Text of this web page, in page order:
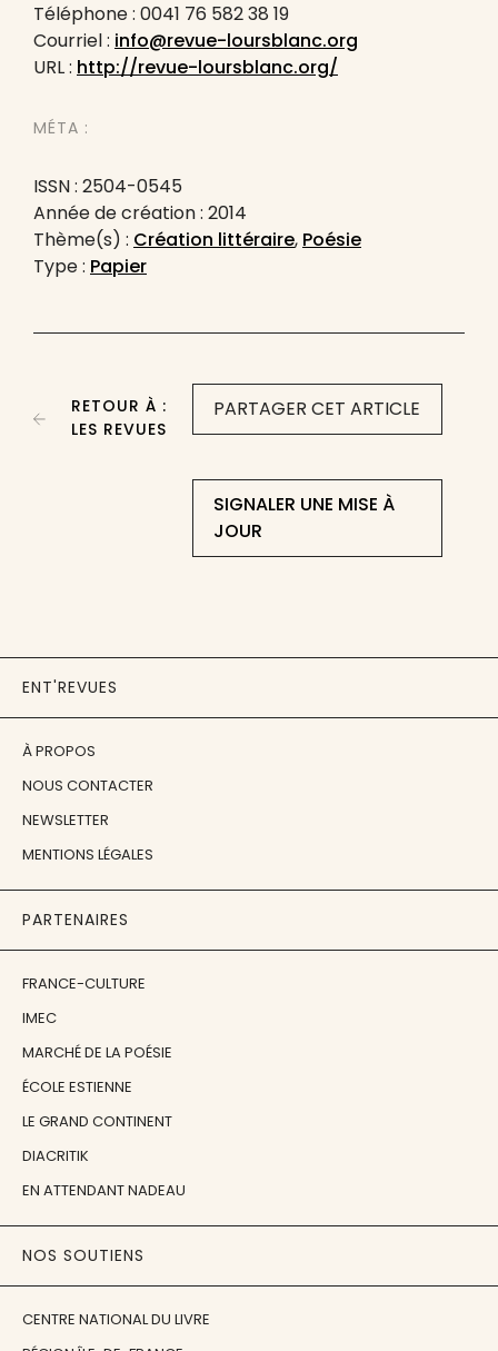
Téléphone : 0041 76 582 38 19
Courriel : info@revue-loursblanc.org
URL : http://revue-loursblanc.org/
MÉTA :
ISSN : 2504-0545
Année de création : 2014
Thème(s) : Création littéraire, Poésie
Type : Papier
PARTAGER CET ARTICLE
SIGNALER UNE MISE À
JOUR
RETOUR À :
LES REVUES
ENT'REVUES
À PROPOS
NOUS CONTACTER
NEWSLETTER
MENTIONS LÉGALES
PARTENAIRES
FRANCE-CULTURE
IMEC
MARCHÉ DE LA POÉSIE
ÉCOLE ESTIENNE
LE GRAND CONTINENT
DIACRITIK
EN ATTENDANT NADEAU
NOS SOUTIENS
CENTRE NATIONAL DU LIVRE